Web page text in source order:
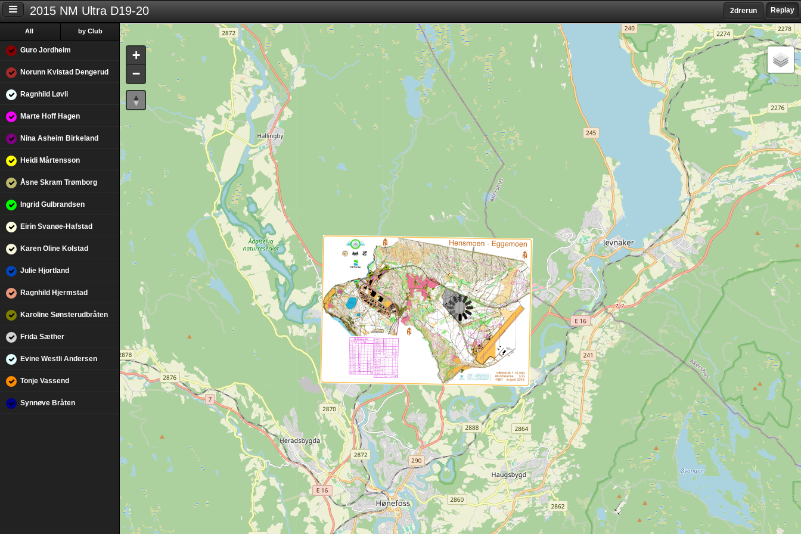
Replay
2drerun
2015 NM Ultra D19-20
Guro Jordheim
Norunn Kvistad Dengerud
Ragnhild Løvli
Marte Hoff Hagen
Nina Asheim Birkeland
Heidi Mårtensson
Åsne Skram Trømborg
Ingrid Gulbrandsen
Eirin Svanøe-Hafstad
Karen Oline Kolstad
Julie Hjortland
Ragnhild Hjermstad
Karoline Sønsterudbråten
Frida Sæther
Evine Westli Andersen
Tonje Vassend
Synnøve Bråten
All by Club
+
−